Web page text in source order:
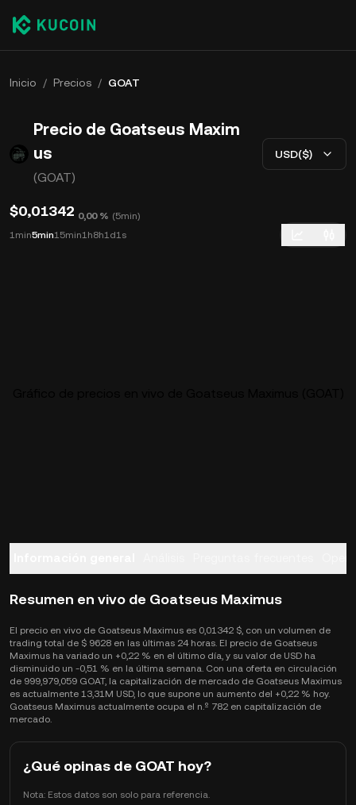
Inicio / Precios / GOAT
Precio de Goatseus Maxim
us
(GOAT)
USD($)
$0,01342 0,00 % (5min)
1min5min15min1h8h1d1s
Resumen en vivo de Goatseus Maximus
El precio en vivo de Goatseus Maximus es 0,01342 $, con un volumen de
trading total de $ 9628 en las últimas 24 horas. El precio de Goatseus
Maximus ha variado un +0,22 % en el último día, y su valor de USD ha
disminuido un -0,51 % en la última semana. Con una oferta en circulación
de 999,979,059 GOAT, la capitalización de mercado de Goatseus Maximus
es actualmente 13,31M USD, lo que supone un aumento del +0,22 % hoy.
Goatseus Maximus actualmente ocupa el n.º 782 en capitalización de
mercado.
¿Qué opinas de GOAT hoy?
Nota: Estos datos son solo para referencia.